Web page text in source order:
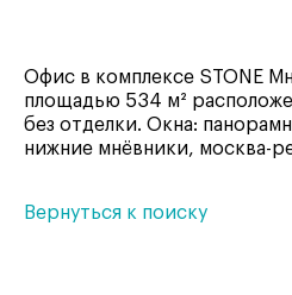
Офис в комплексе STONE
площадью 534 м²
без отделки. Окна:
нижние мнёвники, москва-
Вернуться к поиску